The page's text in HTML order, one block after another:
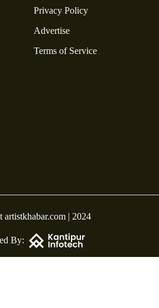
Privacy Policy
Advertise
Terms of Service
| 2024
By: